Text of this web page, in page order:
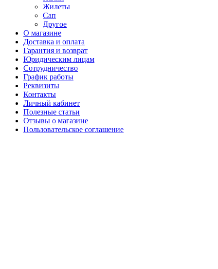
Жилеты
Сап
Другое
О магазине
Доставка и оплата
Гарантия и возврат
Юридическим лицам
Сотрудничество
График работы
Реквизиты
Контакты
Личный кабинет
Полезные статьи
Отзывы о магазине
Пользовательское соглашение